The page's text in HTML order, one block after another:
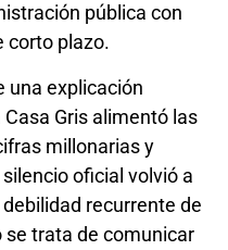
pública con
corto plazo.
una explicación
Gris alimentó las
millonarias y
oficial volvió a
recurrente de
se trata de comunicar